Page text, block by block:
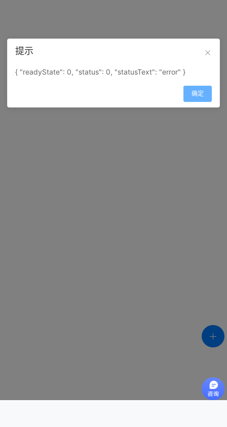
提示
{ "readyState": 0, "status": 0, "statusText": "error" }
确定